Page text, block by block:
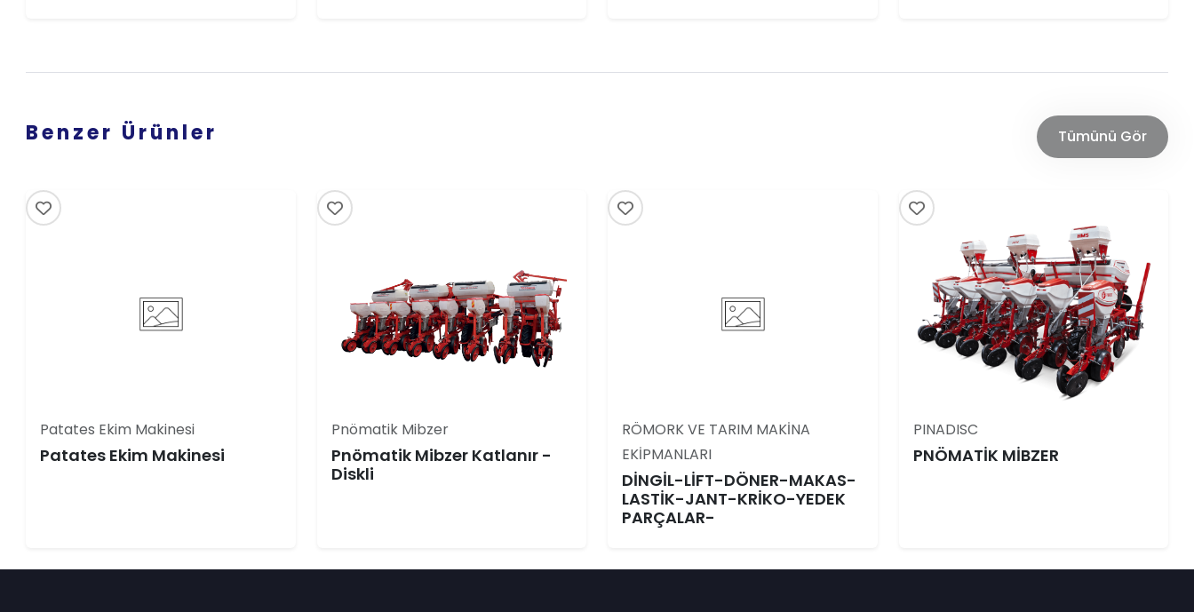
Benzer Ürünler Tümünü Gör
Patates Ekim Makinesi
Patates Ekim Makinesi
Pnömatik Mibzer
Pnömatik Mibzer Katlanır -
Diskli
RÖMORK VE TARIM MAKİNA
EKİPMANLARI
DİNGİL-LİFT-DÖNER-MAKAS-
LASTİK-JANT-KRİKO-YEDEK
PARÇALAR-
PINADISC
PNÖMATİK MİBZER